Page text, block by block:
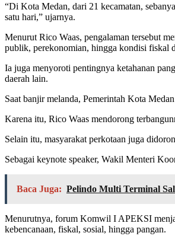
“Di Kota Medan, dari 21 kecamatan,
satu hari,” ujarnya.
Menurut Rico Waas, pengalaman tersebut
publik, perekonomian, hingga kondisi fiskal
Ia juga menyoroti pentingnya ketahanan
daerah lain.
Saat banjir melanda, Pemerintah Kota
Karena itu, Rico Waas mendorong
Selain itu, masyarakat perkotaan juga
Sebagai keynote speaker, Wakil Menteri
Baca Juga: Pelindo Multi Terminal
Menurutnya, forum Komwil I APEKSI
kebencanaan, fiskal, sosial, hingga pangan.